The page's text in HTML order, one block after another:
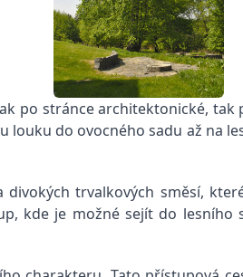
po stránce architektonické,
do ovocného sadu až na
trvalkových směsí,
kde je možné sejít do lesního